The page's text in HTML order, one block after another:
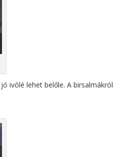
ivólé lehet belőle. A birsalmákról